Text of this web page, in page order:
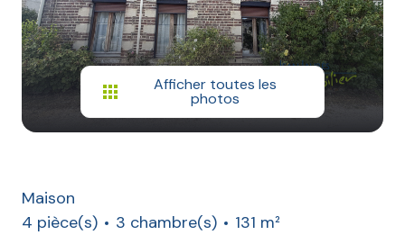
Afficher toutes les
photos
Maison
4 pièce(s)
3 chambre(s)
131 m²